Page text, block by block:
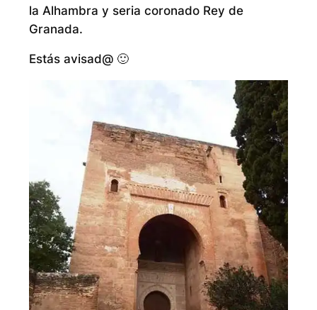
la Alhambra y seria coronado Rey de
Granada.
Estás avisad@ 🙂